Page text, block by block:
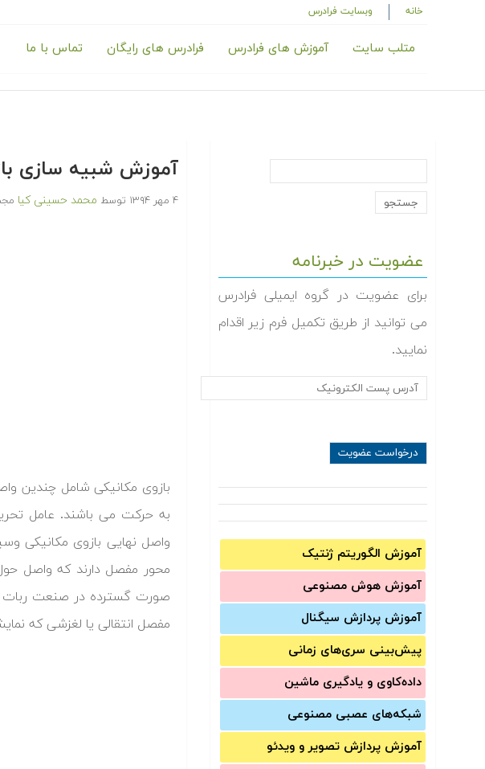
خانه وبسایت فرادرس
متلب سایت آموزش های فرادرس فرادرس های رایگان تماس با ما
عضویت در خبرنامه
برای عضویت در گروه ایمیلی فرادرس
می توانید از طریق تکمیل فرم زیر اقدام
نمایید.
آموزش الگوریتم ژنتیک
آموزش‌ هوش مصنوعی
آموزش‌ پردازش سیگنال
پیش‌‌بینی سری‌‌های زمانی
داده‌کاوی و یادگیری ماشین
شبکه‌های عصبی مصنوعی
آموزش‌ پردازش تصویر و ویدئو
آموزش شبیه سازی
۴ مهر ۱۳۹۴ توسط محمد حسینی کیا
بازوی مکانیکی شامل چندین
به حرکت می باشند. عامل
واصل نهایی بازوی مکانیکی
صورت گسترده در صنعت
مفصل انتقالی یا لغزشی که